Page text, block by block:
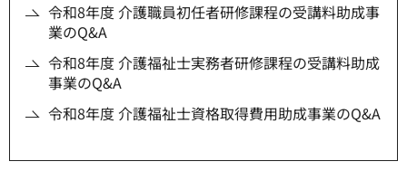
令和8年度 介護職員初任者研修課程の受講料助成事
業のQ&A
令和8年度 介護福祉士実務者研修課程の受講料助成
事業のQ&A
令和8年度 介護福祉士資格取得費用助成事業のQ&A